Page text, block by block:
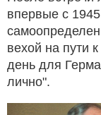
впервые с
вехой на пути
день для
лично".